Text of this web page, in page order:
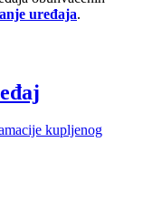
uređaja.
kupljenog